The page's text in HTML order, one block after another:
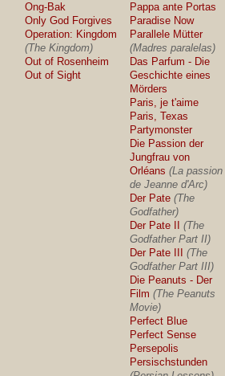
Ong-Bak
Only God Forgives
Operation: Kingdom
(The Kingdom)
Out of Rosenheim
Out of Sight
Pappa ante Portas
Paradise Now
Parallele Mütter
(Madres paralelas)
Das Parfum - Die
Geschichte eines
Mörders
Paris, je t'aime
Paris, Texas
Partymonster
Die Passion der
Jungfrau von
Orléans (La passion
de Jeanne d'Arc)
Der Pate (The
Godfather)
Der Pate II
(The
Godfather Part II)
Der Pate III
(The
Godfather Part III)
Die Peanuts - Der
Film (The Peanuts
Movie)
Perfect Blue
Perfect Sense
Persepolis
Persischstunden